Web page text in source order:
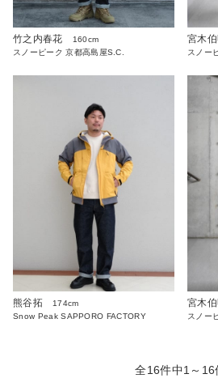
竹之内春花
160cm
スノーピーク 京都高島屋S.C.
宮木
スノー
熊谷拓
174cm
Snow Peak SAPPORO FACTORY
宮木
スノー
全16件中1～16